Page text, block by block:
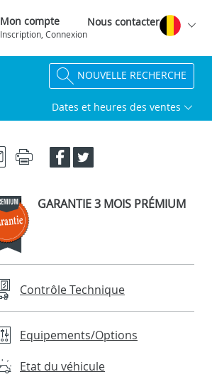
Mon compte
Inscription, Connexion
Nous contacter
NOUVELLE RECHERCHE
Dates et heures des ventes
GARANTIE 3 MOIS PRÉMIUM
Contrôle Technique
Equipements/Options
Etat du véhicule